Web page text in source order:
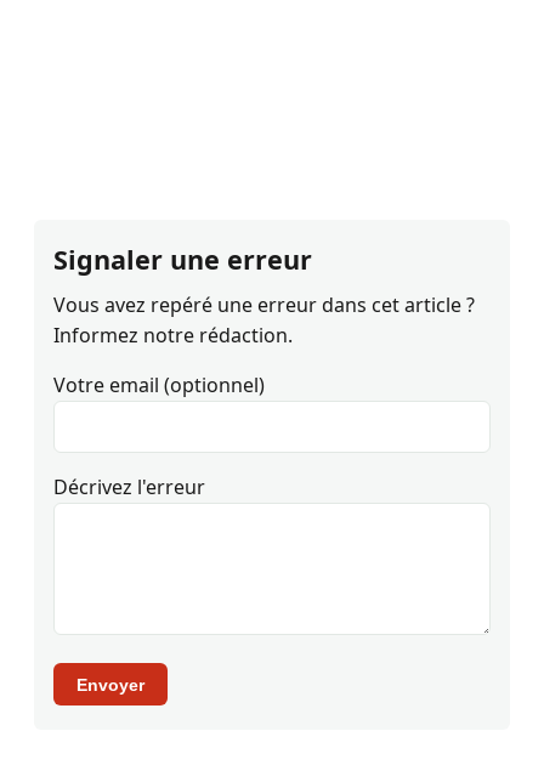
Signaler une erreur
Vous avez repéré une erreur dans cet article ?
Informez notre rédaction.
Votre email (optionnel)
Décrivez l'erreur
Envoyer